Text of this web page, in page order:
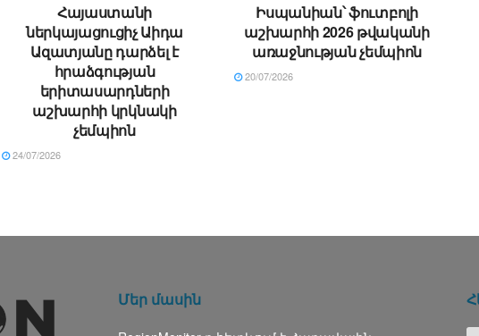
Հայաստանի
ներկայացուցիչ Աիդա
Ազատյանը դարձել է
հրաձգության
երիտասարդների
աշխարհի կրկնակի
չեմպիոն
24/07/2026
Իսպանիան՝ ֆուտբոլի
աշխարհի 2026 թվականի
առաջնության չեմպիոն
20/07/2026
Մեր մասին